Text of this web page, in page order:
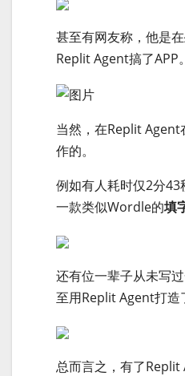
甚至有网友称，他是在
Replit Agent搞了APP。
当然，在Replit Agent
作的。
例如有人耗时仅2分43
一款类似Wordle的填
还有位一辈子从未写
至用Replit Agent打造
总而言之，有了Replit